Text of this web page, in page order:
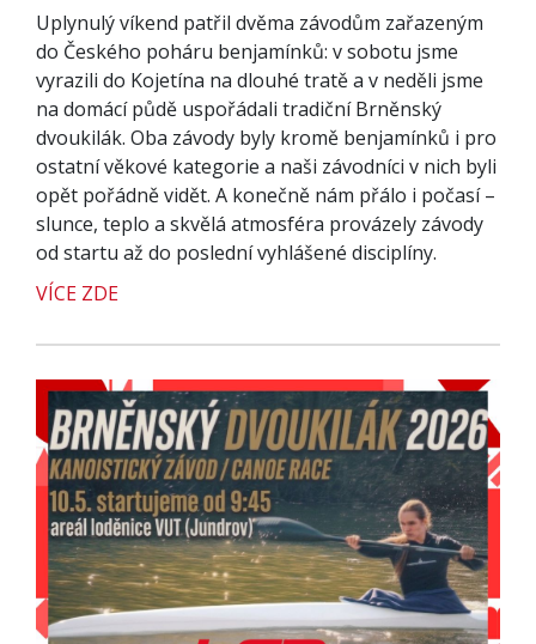
Uplynulý víkend patřil dvěma závodům zařazeným
do Českého poháru benjamínků: v sobotu jsme
vyrazili do Kojetína na dlouhé tratě a v neděli jsme
na domácí půdě uspořádali tradiční Brněnský
dvoukilák. Oba závody byly kromě benjamínků i pro
ostatní věkové kategorie a naši závodníci v nich byli
opět pořádně vidět. A konečně nám přálo i počasí –
slunce, teplo a skvělá atmosféra provázely závody
od startu až do poslední vyhlášené disciplíny.
VÍCE ZDE